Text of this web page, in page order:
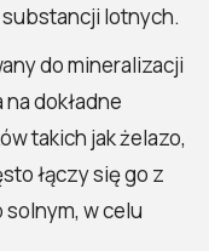
lotnych.
do mineralizacji
dokładne
takich jak żelazo,
łączy się go z
w celu